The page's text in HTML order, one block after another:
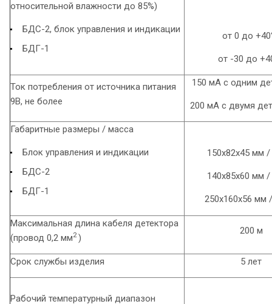
относительной влажности до 85%)
БДС-2, блок управления и индикации
БДГ-1
от 0 до
от -30 до
Ток потребления от источника питания
9В, не более
150 мА с одним
200 мА с двумя
Габаритные размеры / масса
Блок управления и индикации
БДС-2
БДГ-1
150х82х45 мм /
140х85х60 мм /
250х160х56 мм
Максимальная длина кабеля детектора
(провод 0,2 мм2)
200 м
Срок службы изделия 5 лет
Рабочий температурный диапазон